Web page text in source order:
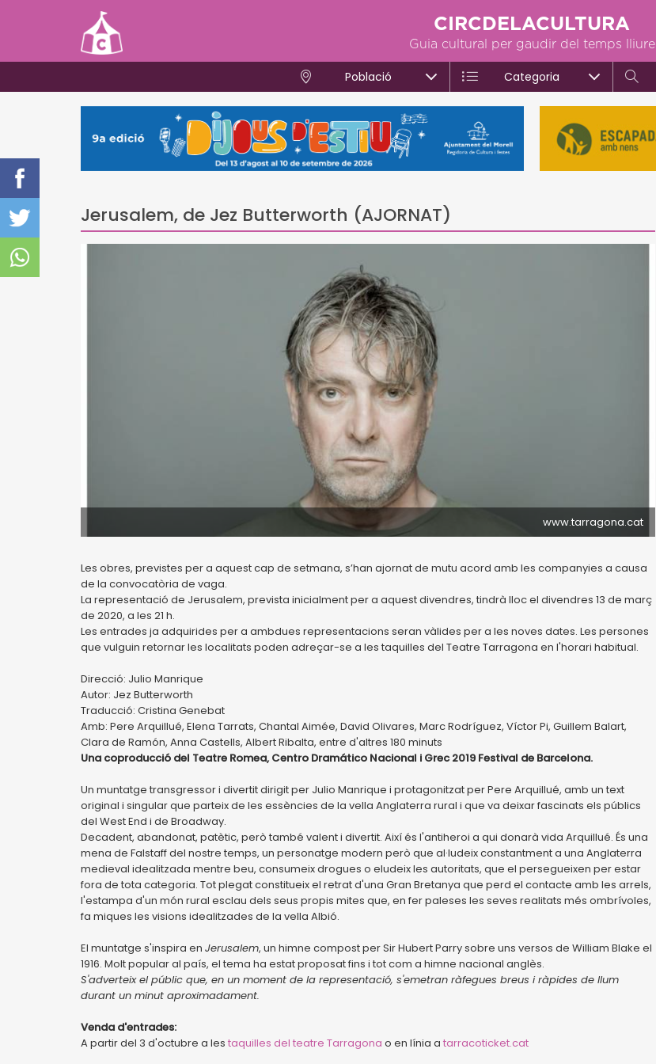
CIRCDELACULTURA
Guia cultural per gaudir del temps lliure
Població Categoria
Jerusalem, de Jez Butterworth (AJORNAT)
www.tarragona.cat
Les obres, previstes per a aquest cap de setmana, s’han ajornat de mutu acord amb les companyies a causa
de la convocatòria de vaga.
La representació de Jerusalem, prevista inicialment per a aquest divendres, tindrà lloc el divendres 13 de març
de 2020, a les 21 h.
Les entrades ja adquirides per a ambdues representacions seran vàlides per a les noves dates. Les persones
que vulguin retornar les localitats poden adreçar-se a les taquilles del Teatre Tarragona en l'horari habitual.
Direcció: Julio Manrique
Autor: Jez Butterworth
Traducció: Cristina Genebat
Amb: Pere Arquillué, Elena Tarrats, Chantal Aimée, David Olivares, Marc Rodríguez, Víctor Pi, Guillem Balart,
Clara de Ramón, Anna Castells, Albert Ribalta, entre d'altres 180 minuts
Una coproducció del Teatre Romea, Centro Dramático Nacional i Grec 2019 Festival de Barcelona.
Un muntatge transgressor i divertit dirigit per Julio Manrique i protagonitzat per Pere Arquillué, amb un text
original i singular que parteix de les essències de la vella Anglaterra rural i que va deixar fascinats els públics
del West End i de Broadway.
Decadent, abandonat, patètic, però també valent i divertit. Així és l'antiheroi a qui donarà vida Arquillué. És una
mena de Falstaff del nostre temps, un personatge modern però que al·ludeix constantment a una Anglaterra
medieval idealitzada mentre beu, consumeix drogues o eludeix les autoritats, que el persegueixen per estar
fora de tota categoria. Tot plegat constitueix el retrat d'una Gran Bretanya que perd el contacte amb les arrels,
l'estampa d'un món rural esclau dels seus propis mites que, en fer paleses les seves realitats més ombrívoles,
fa miques les visions idealitzades de la vella Albió.
El muntatge s'inspira en Jerusalem, un himne compost per Sir Hubert Parry sobre uns versos de William Blake el
1916. Molt popular al país, el tema ha estat proposat fins i tot com a himne nacional anglès.
S'adverteix el públic que, en un moment de la representació, s'emetran ràfegues breus i ràpides de llum
durant un minut aproximadament.
Venda d'entrades:
A partir del 3 d'octubre a les taquilles del teatre Tarragona o en línia a tarracoticket.cat